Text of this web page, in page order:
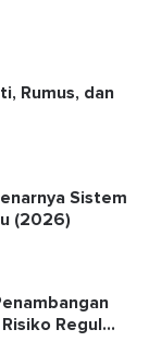
Rumus, dan
Sistem
(2026)
Regul...